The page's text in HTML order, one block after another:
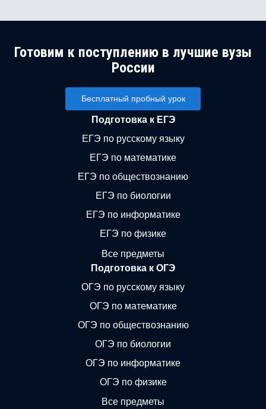
Готовим к поступлению в лучшие вузы
России
Бесплатный пробный урок
Подготовка к ЕГЭ
ЕГЭ по русскому языку
ЕГЭ по математике
ЕГЭ по обществознанию
ЕГЭ по биологии
ЕГЭ по информатике
ЕГЭ по физике
Все предметы
Подготовка к ОГЭ
ОГЭ по русскому языку
ОГЭ по математике
ОГЭ по обществознанию
ОГЭ по биологии
ОГЭ по информатике
ОГЭ по физике
Все предметы